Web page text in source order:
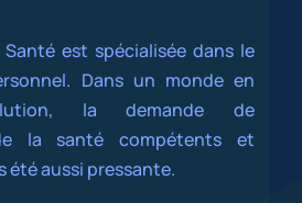
Santé est spécialisée dans le
Dans un monde en
la demande de
la santé compétents et
été aussi pressante.